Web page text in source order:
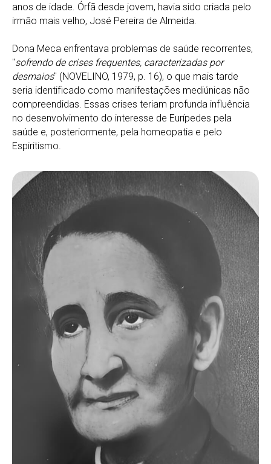
anos de idade. Órfã desde jovem, havia sido criada pelo
irmão mais velho, José Pereira de Almeida.
Dona Meca enfrentava problemas de saúde recorrentes,
"sofrendo de crises frequentes, caracterizadas por
desmaios" (NOVELINO, 1979, p. 16), o que mais tarde
seria identificado como manifestações mediúnicas não
compreendidas. Essas crises teriam profunda influência
no desenvolvimento do interesse de Eurípedes pela
saúde e, posteriormente, pela homeopatia e pelo
Espiritismo.